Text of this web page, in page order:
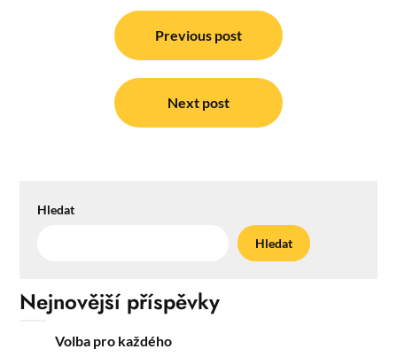
Previous post
Next post
Hledat
Hledat
Nejnovější příspěvky
Volba pro každého